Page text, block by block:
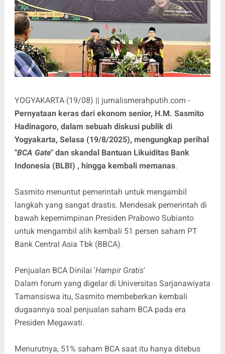
YOGYAKARTA (19/08) || jurnalismerahputih.com -
Pernyataan keras dari ekonom senior, H.M. Sasmito
Hadinagoro, dalam sebuah diskusi publik di
Yogyakarta, Selasa (19/8/2025), mengungkap perihal
"BCA Gate" dan skandal Bantuan Likuiditas Bank
Indonesia (BLBI) , hingga kembali memanas.
Sasmito menuntut pemerintah untuk mengambil
langkah yang sangat drastis. Mendesak pemerintah di
bawah kepemimpinan Presiden Prabowo Subianto
untuk mengambil alih kembali 51 persen saham PT
Bank Central Asia Tbk (BBCA).
Penjualan BCA Dinilai 'Hampir Gratis'
Dalam forum yang digelar di Universitas Sarjanawiyata
Tamansiswa itu, Sasmito membeberkan kembali
dugaannya soal penjualan saham BCA pada era
Presiden Megawati.
Menurutnya, 51% saham BCA saat itu hanya ditebus